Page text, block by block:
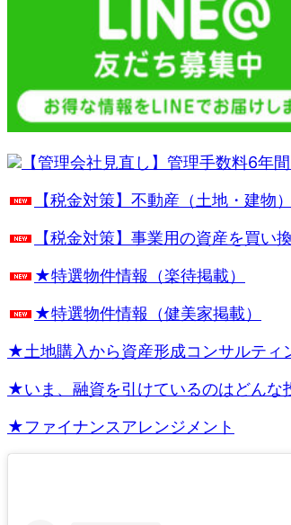
【管理会社見直し】管理手数料6
【税金対策】不動産（土地・建物
【税金対策】事業用の資産を買い
★特選物件情報（楽待掲載）
★特選物件情報（健美家掲載）
★土地購入から資産形成コンサルティ
★いま、融資を引けているのはどんな
★ファイナンスアレンジメント